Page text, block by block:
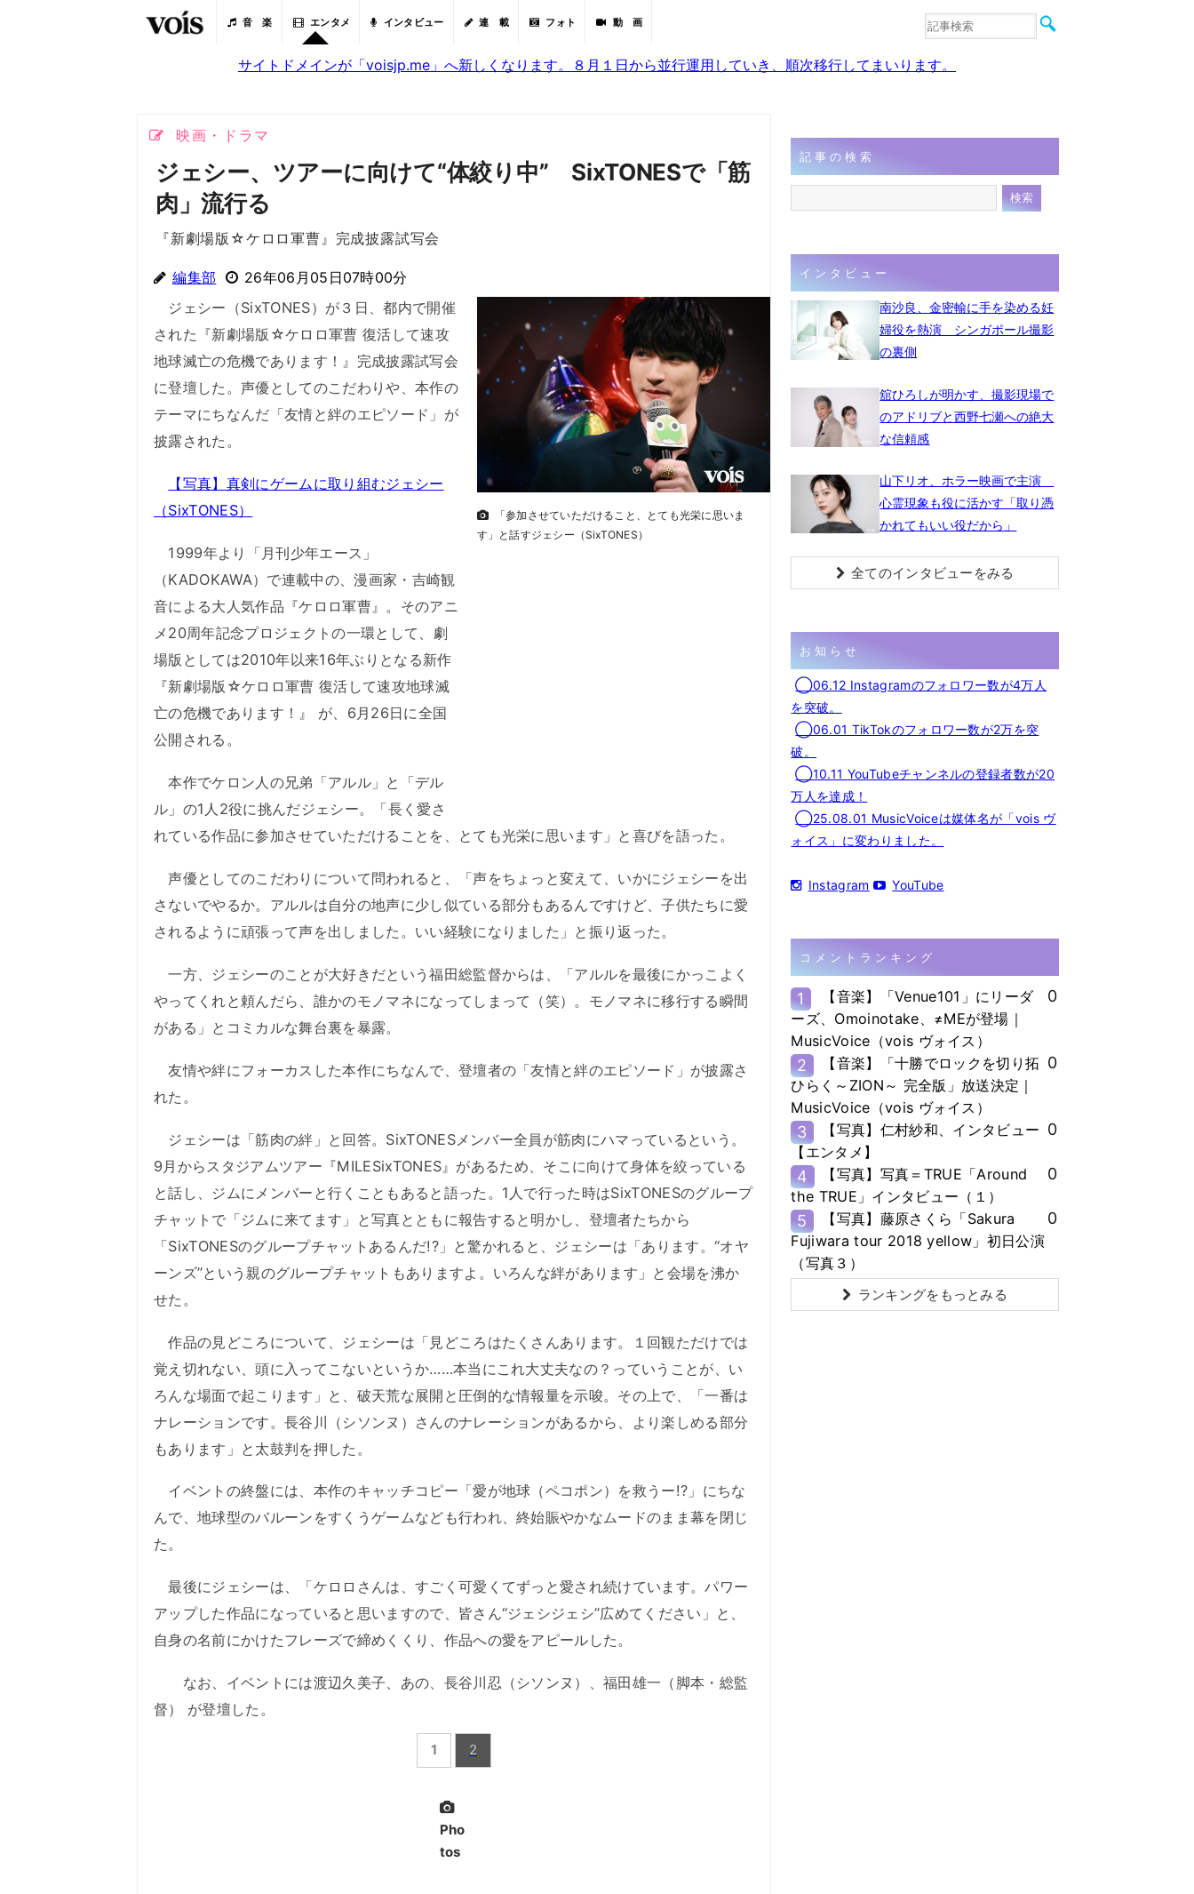
音 楽 エンタメ インタビュー 連 載 フォト 動 画
音楽
サイトドメインが「voisjp.me」へ新しくなります。８月１日から並行運用していき、順次移行してまいります。
映画・ドラマ
ジェシー、ツアーに向けて“体絞り中” SixTONESで「筋
肉」流行る
『新劇場版☆ケロロ軍曹』完成披露試写会
編集部 26年06月05日07時00分
「参加させていただけること、とても光栄に思いま
す」と話すジェシー（SixTONES）
ジェシー（SixTONES）が３日、都内で開催
された『新劇場版☆ケロロ軍曹 復活して速攻
地球滅亡の危機であります！』完成披露試写会
に登壇した。声優としてのこだわりや、本作の
テーマにちなんだ「友情と絆のエピソード」が
披露された。
【写真】真剣にゲームに取り組むジェシー
（SixTONES）
1999年より「月刊少年エース」
（KADOKAWA）で連載中の、漫画家・吉崎観
音による大人気作品『ケロロ軍曹』。そのアニ
メ20周年記念プロジェクトの一環として、劇
場版としては2010年以来16年ぶりとなる新作
『新劇場版☆ケロロ軍曹 復活して速攻地球滅
亡の危機であります！』 が、6月26日に全国
公開される。
本作でケロン人の兄弟「アルル」と「デル
ル」の1人2役に挑んだジェシー。「長く愛さ
れている作品に参加させていただけることを、とても光栄に思います」と喜びを語った。
声優としてのこだわりについて問われると、「声をちょっと変えて、いかにジェシーを出
さないでやるか。アルルは自分の地声に少し似ている部分もあるんですけど、子供たちに愛
されるように頑張って声を出しました。いい経験になりました」と振り返った。
一方、ジェシーのことが大好きだという福田総監督からは、「アルルを最後にかっこよく
やってくれと頼んだら、誰かのモノマネになってしまって（笑）。モノマネに移行する瞬間
がある」とコミカルな舞台裏を暴露。
友情や絆にフォーカスした本作にちなんで、登壇者の「友情と絆のエピソード」が披露さ
れた。
ジェシーは「筋肉の絆」と回答。SixTONESメンバー全員が筋肉にハマっているという。
9月からスタジアムツアー『MILESixTONES』があるため、そこに向けて身体を絞っている
と話し、ジムにメンバーと行くこともあると語った。1人で行った時はSixTONESのグループ
チャットで「ジムに来てます」と写真とともに報告すると明かし、登壇者たちから
「SixTONESのグループチャットあるんだ!?」と驚かれると、ジェシーは「あります。“オヤ
ーンズ”という親のグループチャットもありますよ。いろんな絆があります」と会場を沸か
せた。
作品の見どころについて、ジェシーは「見どころはたくさんあります。１回観ただけでは
覚え切れない、頭に入ってこないというか……本当にこれ大丈夫なの？っていうことが、い
ろんな場面で起こります」と、破天荒な展開と圧倒的な情報量を示唆。その上で、「一番は
ナレーションです。長谷川（シソンヌ）さんのナレーションがあるから、より楽しめる部分
もあります」と太鼓判を押した。
イベントの終盤には、本作のキャッチコピー「愛が地球（ペコポン）を救うー!?」にちな
んで、地球型のバルーンをすくうゲームなども行われ、終始賑やかなムードのまま幕を閉じ
た。
最後にジェシーは、「ケロロさんは、すごく可愛くてずっと愛され続けています。パワー
アップした作品になっていると思いますので、皆さん“ジェシジェシ”広めてください」と、
自身の名前にかけたフレーズで締めくくり、作品への愛をアピールした。
なお、イベントには渡辺久美子、あの、長谷川忍（シソンヌ）、福田雄一（脚本・総監
督） が登壇した。
1 2
Pho
tos
記事の検索
インタビュー
南沙良、金密輸に手を染める妊
婦役を熱演 シンガポール撮影
の裏側
舘ひろしが明かす、撮影現場で
のアドリブと西野七瀬への絶大
な信頼感
山下リオ、ホラー映画で主演
心霊現象も役に活かす「取り憑
かれてもいい役だから」
全てのインタビューをみる
お知らせ
◯06.12 Instagramのフォロワー数が4万人
を突破。
◯06.01 TikTokのフォロワー数が2万を突
破。
◯10.11 YouTubeチャンネルの登録者数が20
万人を達成！
◯25.08.01 MusicVoiceは媒体名が「vois ヴ
ォイス」に変わりました。
Instagram YouTube
コメントランキング
1
【音楽】「Venue101」にリーダ
ーズ、Omoinotake、≠MEが登場｜
MusicVoice（vois ヴォイス）
0
2
【音楽】「十勝でロックを切り拓
ひらく～ZION～ 完全版」放送決定｜
MusicVoice（vois ヴォイス）
0
3
【写真】仁村紗和、インタビュー
【エンタメ】
0
4
【写真】写真＝TRUE「Around
the TRUE」インタビュー（１）
0
5
【写真】藤原さくら「Sakura
Fujiwara tour 2018 yellow」初日公演
（写真３）
0
ランキングをもっとみる